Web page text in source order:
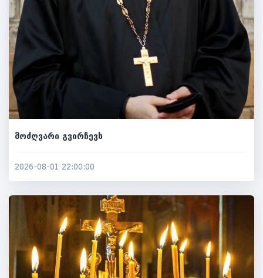
მოძღვარი გვირჩევს
2026-08-01 22:00:00